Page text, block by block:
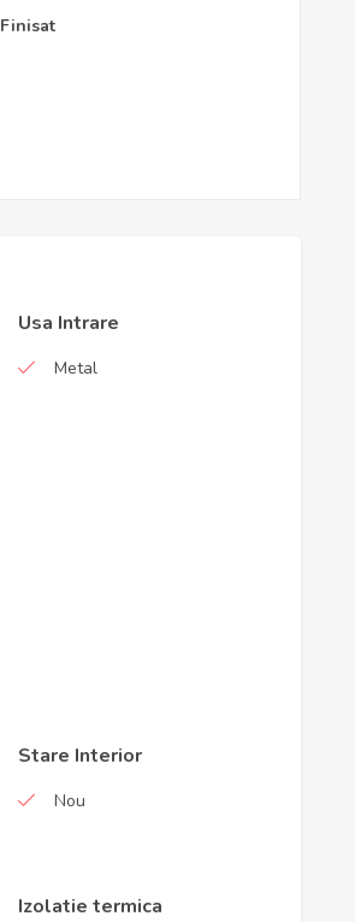
Finisat
Usa Intrare
Metal
Stare Interior
Nou
Izolatie termica